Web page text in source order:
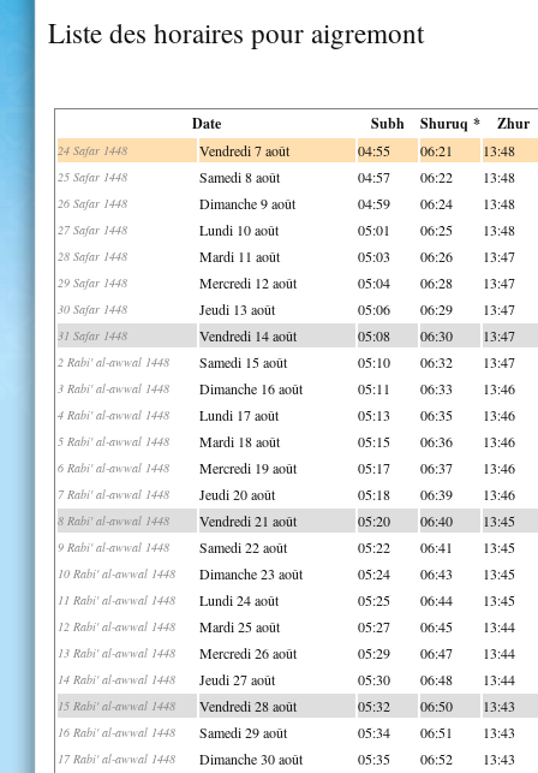
Liste des horaires pour aigremont
Date Subh Shuruq * Zhur
24 Safar 1448 Vendredi 7 août 04:55 06:21 13:48
25 Safar 1448 Samedi 8 août 04:57 06:22 13:48
26 Safar 1448 Dimanche 9 août 04:59 06:24 13:48
27 Safar 1448 Lundi 10 août 05:01 06:25 13:48
28 Safar 1448 Mardi 11 août 05:03 06:26 13:47
29 Safar 1448 Mercredi 12 août 05:04 06:28 13:47
30 Safar 1448 Jeudi 13 août 05:06 06:29 13:47
31 Safar 1448 Vendredi 14 août 05:08 06:30 13:47
2 Rabi' al-awwal 1448 Samedi 15 août 05:10 06:32 13:47
3 Rabi' al-awwal 1448 Dimanche 16 août 05:11 06:33 13:46
4 Rabi' al-awwal 1448 Lundi 17 août 05:13 06:35 13:46
5 Rabi' al-awwal 1448 Mardi 18 août 05:15 06:36 13:46
6 Rabi' al-awwal 1448 Mercredi 19 août 05:17 06:37 13:46
7 Rabi' al-awwal 1448 Jeudi 20 août 05:18 06:39 13:46
8 Rabi' al-awwal 1448 Vendredi 21 août 05:20 06:40 13:45
9 Rabi' al-awwal 1448 Samedi 22 août 05:22 06:41 13:45
10 Rabi' al-awwal 1448 Dimanche 23 août 05:24 06:43 13:45
11 Rabi' al-awwal 1448 Lundi 24 août 05:25 06:44 13:45
12 Rabi' al-awwal 1448 Mardi 25 août 05:27 06:45 13:44
13 Rabi' al-awwal 1448 Mercredi 26 août 05:29 06:47 13:44
14 Rabi' al-awwal 1448 Jeudi 27 août 05:30 06:48 13:44
15 Rabi' al-awwal 1448 Vendredi 28 août 05:32 06:50 13:43
16 Rabi' al-awwal 1448 Samedi 29 août 05:34 06:51 13:43
17 Rabi' al-awwal 1448 Dimanche 30 août 05:35 06:52 13:43